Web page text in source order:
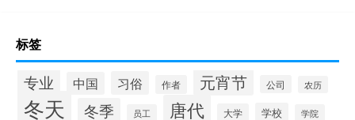
标签
专业 中国 习俗 作者 元宵节 公司 农历
冬天 冬季 员工 唐代 大学 学校 学院